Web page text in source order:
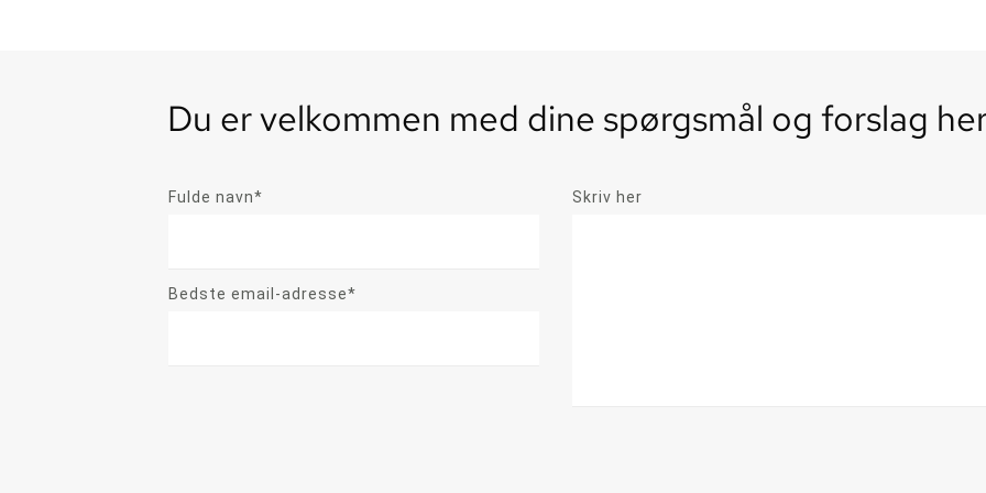
Du er velkommen med dine spørgsmål og forslag
Fulde navn*
Bedste email-adresse*
Skriv her